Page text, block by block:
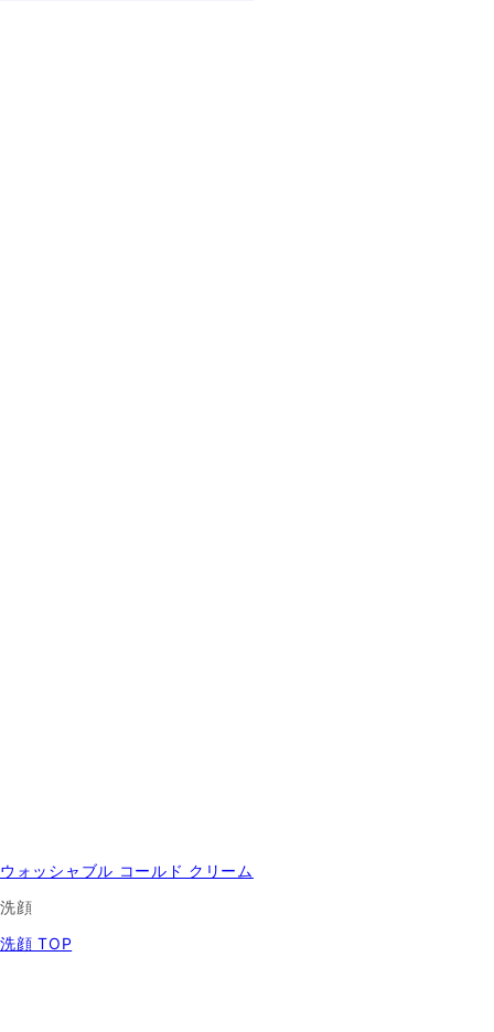
ウォッシャブル コールド クリーム
洗顔
洗顔 TOP